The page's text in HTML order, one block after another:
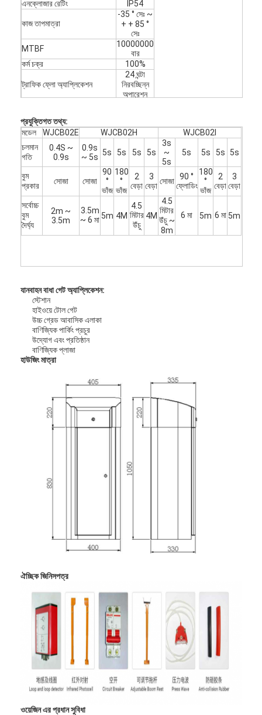
কারখানা পরিদর্শন
এখন চ্যাট করুন
turnstile ব্যারিয়ার গেইট
পার্কিং ব্যারিয়ার গেট
এনক্লোজার রেটিং
IP54
কাজ তাপমাত্রা
-35 ° সেঃ ~
+ + 85 °
সেঃ
MTBF
10000000
বার
কর্ম চক্র
100%
ট্রাফিক ফ্লো অ্যাপ্লিকেশন
24 ঘন্টা
নিরবচ্ছিন্ন
অপারেশন
সর্বোচ্চ মোটর গতি
সর্বোচ্চ ঘূর্ণন সঁচারক বল
480N.m
প্রযুক্তিগত তথ্য:
মডেল
WJCB02E WJCB02H
WJCB02I
চলমান
গতি
0.4S ~
0.9s
0.9s
~ 5s 5s 5s 5s 5s
3s
~
5s
5s 5s 5s 5s
বুম
প্রকার
সোজা সোজা
90
°
ভাঁজ
180
°
ভাঁজ
2
বেড়া
3
বেড়া সোজা 90 °
ফ্লোডিং
180
°
ভাঁজ
2
বেড়া
3
বেড়া
সর্বোচ্চ
বুম
দৈর্ঘ্য
2m ~
3.5m
3.5m
~ 6 মা 5m 4M
4.5
মিটার
উঁচু
4M
4.5
মিটার
উঁচু ~
8m
6 মা 5m 6 মা 5m
যানবাহনবাধা গেট অ্যাপ্লিকেশন:
স্টেশান
হাইওয়ে টোল গেট
উচ্চ গ্রেড আবাসিক এলাকা
বাণিজ্যিক পার্কিং প্রচুর
উদ্যোগ এবং প্রতিষ্ঠান
বাণিজ্যিক প্লাজা
হাউজিং মাত্রা
ঐচ্ছিক জিনিসপত্র
ওয়েজিন এর প্রধান সুবিধা